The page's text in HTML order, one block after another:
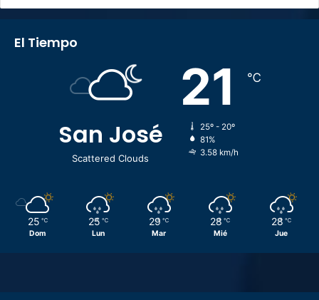
El Tiempo
San José
Scattered Clouds
21 ℃
25º - 20º
81%
3.58 km/h
25 ℃
Dom
25 ℃
Lun
29 ℃
Mar
28 ℃
Mié
28 ℃
Jue